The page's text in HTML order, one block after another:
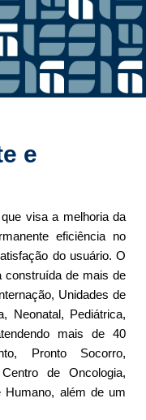
e
visa a melhoria da
eficiência no
do usuário. O
construída de mais de
Unidades de
Neonatal, Pediátrica,
mais de 40
Pronto Socorro,
de Oncologia,
Humano, além de um